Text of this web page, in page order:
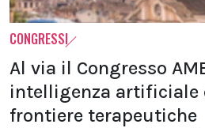
CONGRESSI
Al via il Congresso
intelligenza artificiale
frontiere terapeutiche